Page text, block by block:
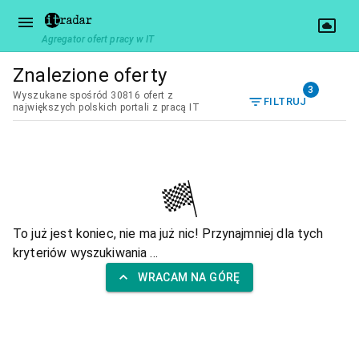
Agregator ofert pracy w IT
Znalezione oferty
Wyszukane spośród 30816 ofert z
największych polskich portali z pracą IT
FILTRUJ
3
To już jest koniec, nie ma już nic! Przynajmniej dla tych
kryteriów wyszukiwania ...
WRACAM NA GÓRĘ